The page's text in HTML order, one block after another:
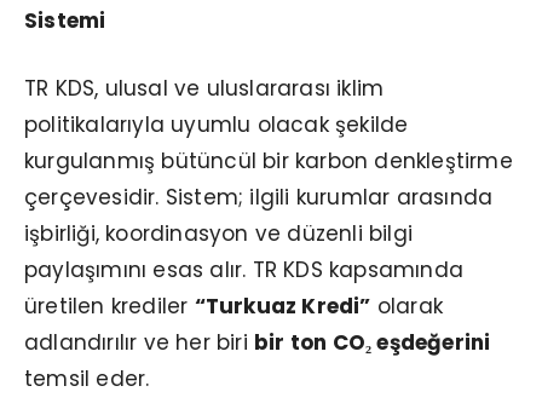
Sistemi
TR KDS, ulusal ve uluslararası iklim
politikalarıyla uyumlu olacak şekilde
kurgulanmış bütüncül bir karbon denkleştirme
çerçevesidir. Sistem; ilgili kurumlar arasında
işbirliği, koordinasyon ve düzenli bilgi
paylaşımını esas alır. TR KDS kapsamında
üretilen krediler “Turkuaz Kredi” olarak
adlandırılır ve her biri bir ton CO₂eşdeğerini
temsil eder.